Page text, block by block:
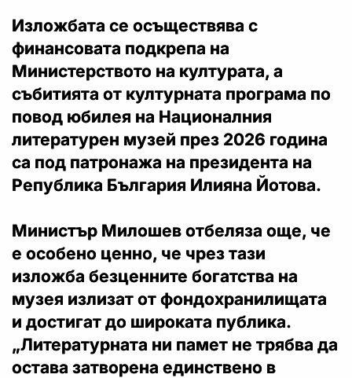
Изложбата се осъществява с
финансовата подкрепа на
Министерството на културата, а
събитията от културната програма по
повод юбилея на Националния
литературен музей през 2026 година
са под патронажа на президента на
Република България Илияна Йотова.
Министър Милошев отбеляза още, че
е особено ценно, че чрез тази
изложба безценните богатства на
музея излизат от фондохранилищата
и достигат до широката публика.
„Литературната ни памет не трябва да
остава затворена единствено в